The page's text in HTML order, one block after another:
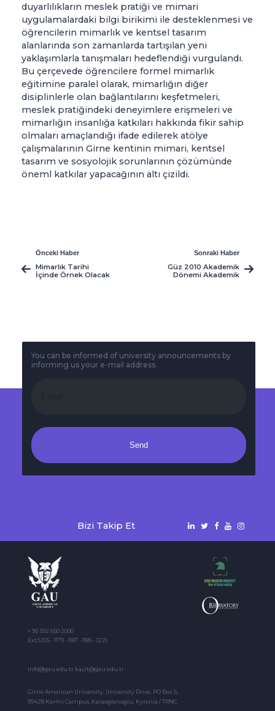
duyarlılıkların meslek pratiği ve mimari
uygulamalardaki bilgi birikimi ile desteklenmesi ve
öğrencilerin mimarlık ve kentsel tasarım
alanlarında son zamanlarda tartışılan yeni
yaklaşımlarla tanışmaları hedeflendiği vurgulandı.
Bu çerçevede öğrencilere formel mimarlık
eğitimine paralel olarak, mimarlığın diğer
disiplinlerle olan bağlantılarını keşfetmeleri,
meslek pratiğindeki deneyimlere erişmeleri ve
mimarlığın insanlığa katkıları hakkında fikir sahip
olmaları amaçlandığı ifade edilerek atölye
çalışmalarının Girne kentinin mimari, kentsel
tasarım ve sosyolojik sorunlarının çözümünde
öneml katkılar yapacağının altı çizildi.
Önceki Haber
Mimarlık Tarihi
İçinde Örnek Olacak
Sonraki Haber
Güz 2010 Akademik
Dönemi Akademik
You can be informed of university announcements by
informing us your e-mail address.
Send
Bizi Takip Et
+ 90 392 650 2000
Ext:1205 - 1179 - 1187 - 1185 - 1221
info@gau.edu.tr kayit@gau.edu.tr
Girne American University, University Drive, PO Box 5,
99428 Karmi Campus, Karaoglanoglu, Kyrenia / TRNC